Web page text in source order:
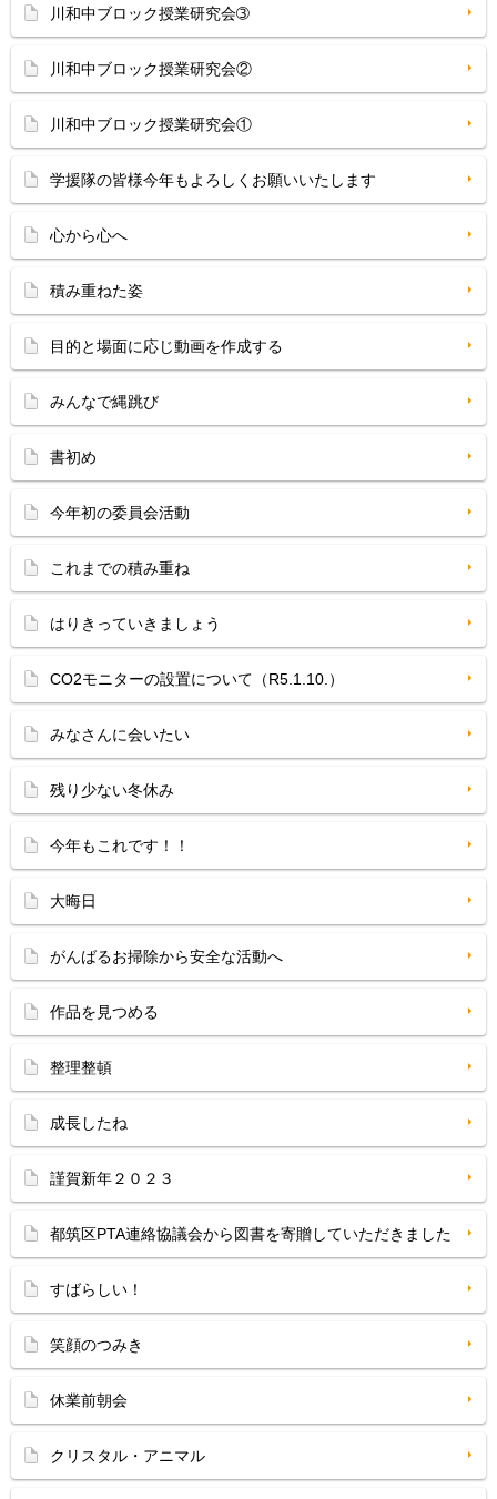
川和中ブロック授業研究会➂
川和中ブロック授業研究会②
川和中ブロック授業研究会①
学援隊の皆様今年もよろしくお願いいたします
心から心へ
積み重ねた姿
目的と場面に応じ動画を作成する
みんなで縄跳び
書初め
今年初の委員会活動
これまでの積み重ね
はりきっていきましょう
CO2モニターの設置について（R5.1.10.）
みなさんに会いたい
残り少ない冬休み
今年もこれです！！
大晦日
がんばるお掃除から安全な活動へ
作品を見つめる
整理整頓
成長したね
謹賀新年２０２３
都筑区PTA連絡協議会から図書を寄贈していただきました
すばらしい！
笑顔のつみき
休業前朝会
クリスタル・アニマル